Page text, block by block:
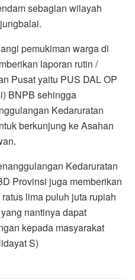
sebagian wilayah
pemukiman warga di
laporan rutin /
Pusat yaitu PUS DAL OP
BNPB sehingga
Kedaruratan
berkunjung ke Asahan
Kedaruratan
Provinsi juga memberikan
lima puluh juta rupiah
nantinya dapat
kepada masyarakat
S)